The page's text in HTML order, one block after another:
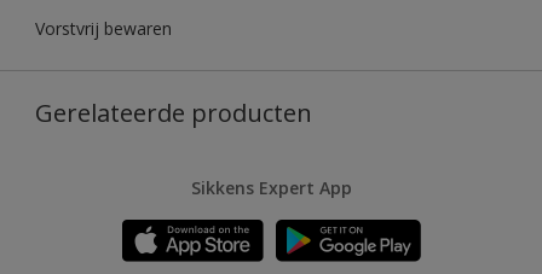
Vorstvrij bewaren
Gerelateerde producten
Sikkens Expert App